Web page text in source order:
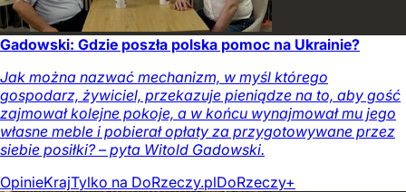
Gadowski: Gdzie poszła polska pomoc na Ukrainie?
Jak można nazwać mechanizm, w myśl którego
gospodarz, żywiciel, przekazuje pieniądze na to, aby gość
zajmował kolejne pokoje, a w końcu wynajmował mu jego
własne meble i pobierał opłaty za przygotowywane przez
siebie posiłki? – pyta Witold Gadowski.
OpinieKrajTylko na DoRzeczy.plDoRzeczy+